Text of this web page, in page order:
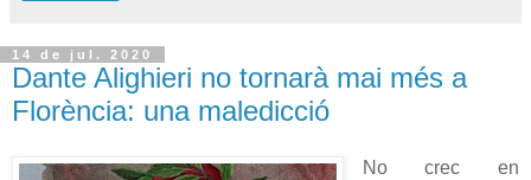
14 de jul. 2020
Dante Alighieri no tornarà mai més a
Florència: una maledicció
No crec en